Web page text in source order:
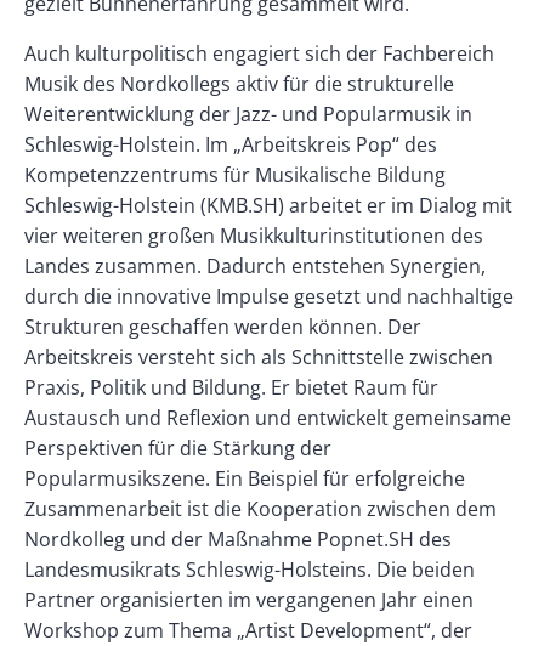
Auch kulturpolitisch engagiert sich der Fachbereich
Musik des Nordkollegs aktiv für die strukturelle
Weiterentwicklung der Jazz- und Popularmusik in
Schleswig-Holstein. Im „Arbeitskreis Pop“ des
Kompetenzzentrums für Musikalische Bildung
Schleswig-Holstein (KMB.SH) arbeitet er im Dia­log mit
vier weiteren großen Musikkulturinstitutionen des
Landes zusammen. Dadurch entstehen Synergien,
durch die innovative Impulse gesetzt und nachhaltige
Strukturen geschaffen werden können. Der
Arbeitskreis versteht sich als Schnittstelle zwischen
Praxis, Politik und Bildung. Er bietet Raum für
Austausch und Reflexion und entwickelt gemeinsame
Perspektiven für die Stärkung der
Popularmusikszene. Ein Beispiel für erfolgreiche
Zusammenarbeit ist die Kooperation zwischen dem
Nordkolleg und der Maßnahme Popnet.SH des
Landesmusikrats Schleswig-Holsteins. Die beiden
Partner organisierten im vergangenen Jahr einen
Workshop zum Thema „Artist Development“, der